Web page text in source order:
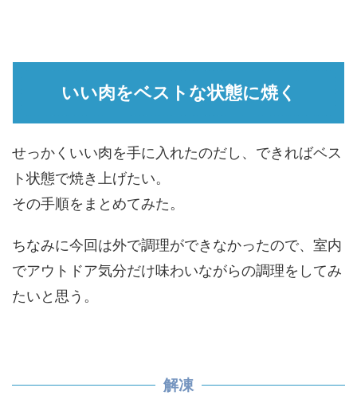
いい肉をベストな状態に焼く
せっかくいい肉を手に入れたのだし、できればベス
ト状態で焼き上げたい。
その手順をまとめてみた。
ちなみに今回は外で調理ができなかったので、室内
でアウトドア気分だけ味わいながらの調理をしてみ
たいと思う。
解凍